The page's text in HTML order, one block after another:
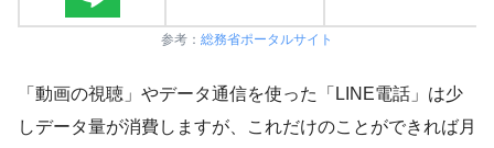
参考： 総務省ポータルサイト
「動画の視聴」やデータ通信を使った「LINE電話」は少
しデータ量が消費しますが、これだけのことができれば月